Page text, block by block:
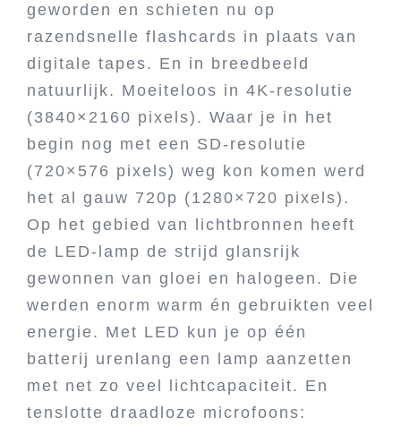
geworden en schieten nu op
razendsnelle flashcards in plaats van
digitale tapes. En in breedbeeld
natuurlijk. Moeiteloos in 4K-resolutie
(3840×2160 pixels). Waar je in het
begin nog met een SD-resolutie
(720×576 pixels) weg kon komen werd
het al gauw 720p (1280×720 pixels).
Op het gebied van lichtbronnen heeft
de LED-lamp de strijd glansrijk
gewonnen van gloei en halogeen. Die
werden enorm warm én gebruikten veel
energie. Met LED kun je op één
batterij urenlang een lamp aanzetten
met net zo veel lichtcapaciteit. En
tenslotte draadloze microfoons: